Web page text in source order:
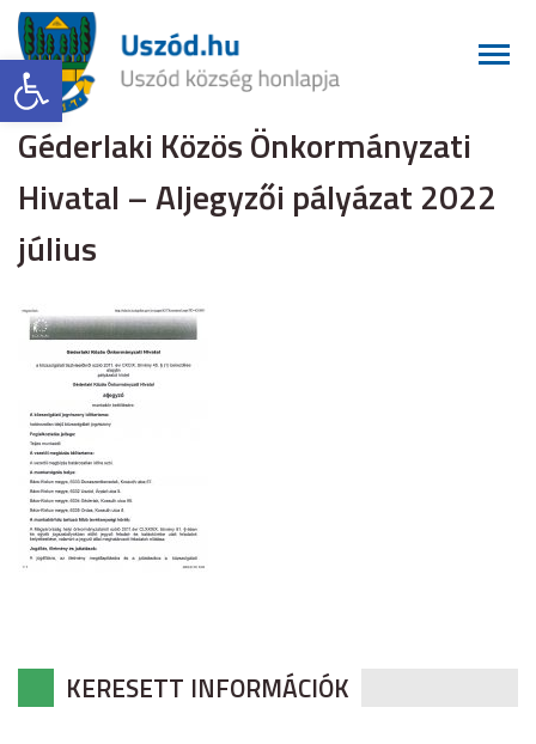
Eszköztár megnyitása
Géderlaki Közös Önkormányzati
Hivatal – Aljegyzői pályázat 2022
július
KERESETT INFORMÁCIÓK